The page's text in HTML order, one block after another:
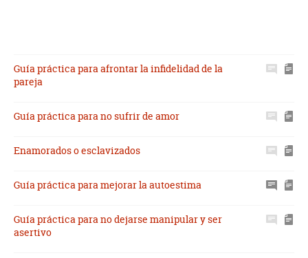
Guía práctica para afrontar la infidelidad de la
pareja
Guía práctica para no sufrir de amor
Enamorados o esclavizados
Guía práctica para mejorar la autoestima
Guía práctica para no dejarse manipular y ser
asertivo